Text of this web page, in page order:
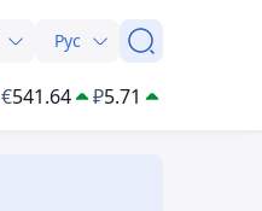
Рус
€541.64 ₽5.71